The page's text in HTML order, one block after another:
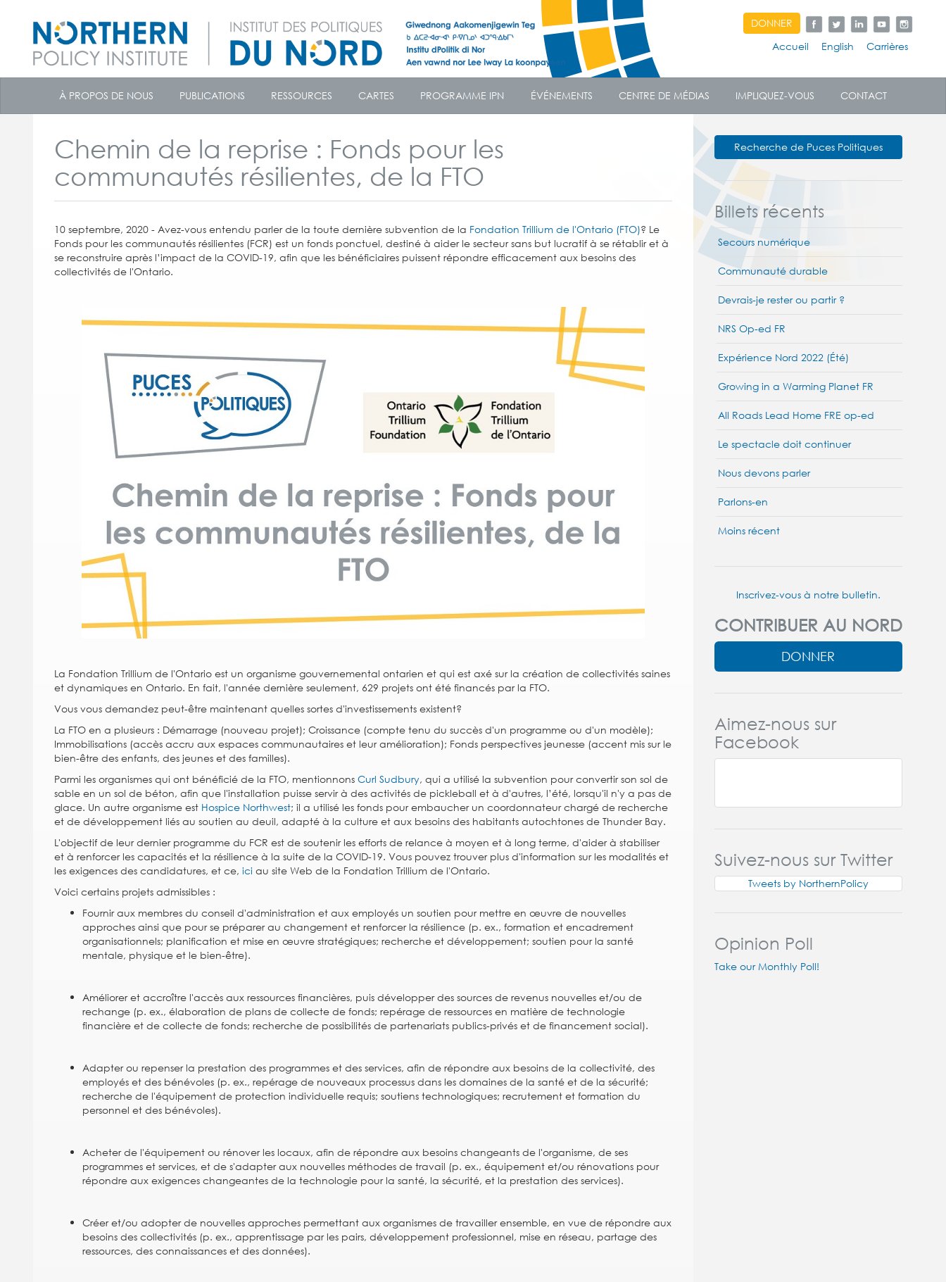
content
DONNER
Accueil
English Carrières
À PROPOS DE NOUS PUBLICATIONS RESSOURCES CARTES PROGRAMME IPN ÉVÉNEMENTS CENTRE DE MÉDIAS IMPLIQUEZ-VOUS CONTACT
Chemin de la reprise : Fonds pour les
communautés résilientes, de la FTO
10 septembre, 2020 - Avez-vous entendu parler de la toute dernière subvention de la Fondation Trillium de l'Ontario (FTO)? Le
Fonds pour les communautés résilientes (FCR) est un fonds ponctuel, destiné à aider le secteur sans but lucratif à se rétablir et à
se reconstruire après l’impact de la COVID-19, afin que les bénéficiaires puissent répondre efficacement aux besoins des
collectivités de l'Ontario.
La Fondation Trillium de l'Ontario est un organisme gouvernemental ontarien et qui est axé sur la création de collectivités saines
et dynamiques en Ontario. En fait, l'année dernière seulement, 629 projets ont été financés par la FTO.
Vous vous demandez peut-être maintenant quelles sortes d'investissements existent?
La FTO en a plusieurs : Démarrage (nouveau projet); Croissance (compte tenu du succès d'un programme ou d'un modèle);
Immobilisations (accès accru aux espaces communautaires et leur amélioration); Fonds perspectives jeunesse (accent mis sur le
bien-être des enfants, des jeunes et des familles).
Parmi les organismes qui ont bénéficié de la FTO, mentionnons Curl Sudbury, qui a utilisé la subvention pour convertir son sol de
sable en un sol de béton, afin que l'installation puisse servir à des activités de pickleball et à d'autres, l’été, lorsqu'il n'y a pas de
glace. Un autre organisme est Hospice Northwest; il a utilisé les fonds pour embaucher un coordonnateur chargé de recherche
et de développement liés au soutien au deuil, adapté à la culture et aux besoins des habitants autochtones de Thunder Bay.
L'objectif de leur dernier programme du FCR est de soutenir les efforts de relance à moyen et à long terme, d'aider à stabiliser
et à renforcer les capacités et la résilience à la suite de la COVID-19. Vous pouvez trouver plus d'information sur les modalités et
les exigences des candidatures, et ce, ici au site Web de la Fondation Trillium de l'Ontario.
Voici certains projets admissibles :
Fournir aux membres du conseil d'administration et aux employés un soutien pour mettre en œuvre de nouvelles
approches ainsi que pour se préparer au changement et renforcer la résilience (p. ex., formation et encadrement
organisationnels; planification et mise en œuvre stratégiques; recherche et développement; soutien pour la santé
mentale, physique et le bien-être).
Améliorer et accroître l'accès aux ressources financières, puis développer des sources de revenus nouvelles et/ou de
rechange (p. ex., élaboration de plans de collecte de fonds; repérage de ressources en matière de technologie
financière et de collecte de fonds; recherche de possibilités de partenariats publics-privés et de financement social).
Adapter ou repenser la prestation des programmes et des services, afin de répondre aux besoins de la collectivité, des
employés et des bénévoles (p. ex., repérage de nouveaux processus dans les domaines de la santé et de la sécurité;
recherche de l'équipement de protection individuelle requis; soutiens technologiques; recrutement et formation du
personnel et des bénévoles).
Acheter de l'équipement ou rénover les locaux, afin de répondre aux besoins changeants de l'organisme, de ses
programmes et services, et de s'adapter aux nouvelles méthodes de travail (p. ex., équipement et/ou rénovations pour
répondre aux exigences changeantes de la technologie pour la santé, la sécurité, et la prestation des services).
Créer et/ou adopter de nouvelles approches permettant aux organismes de travailler ensemble, en vue de répondre aux
besoins des collectivités (p. ex., apprentissage par les pairs, développement professionnel, mise en réseau, partage des
ressources, des connaissances et des données).
Recherche de Puces Politiques
Billets récents
Secours numérique
Communauté durable
Devrais-je rester ou partir ?
NRS Op-ed FR
Expérience Nord 2022 (Été)
Growing in a Warming Planet FR
All Roads Lead Home FRE op-ed
Le spectacle doit continuer
Nous devons parler
Parlons-en
Moins récent
Inscrivez-vous à notre bulletin.
CONTRIBUER AU NORD
DONNER
Aimez-nous sur
Facebook
Suivez-nous sur Twitter
Tweets by NorthernPolicy
Opinion Poll
Take our Monthly Poll!